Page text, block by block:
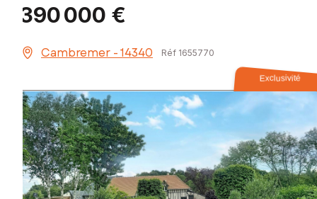
390 000 €
Cambremer - 14340 Réf 1655770
Exclusivité